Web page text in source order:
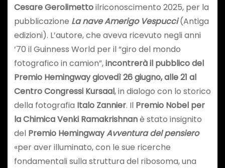
Cesare Gerolimettoilriconoscimento 2025, per la
pubblicazione La nave Amerigo Vespucci(Antiga
edizioni). L’autore, che aveva ricevuto negli anni
‘70 il Guinness World per il “giro del mondo
fotografico in camion”,incontrerà il pubblico del
Premio Hemingway giovedì 26 giugno, alle 21 al
Centro Congressi Kursaal, in dialogo con lo storico
della fotografia Italo Zannier. Il Premio Nobel per
la ChimicaVenki Ramakrishnanè stato insignito
delPremio HemingwayAvventura del pensiero
«per aver illuminato, con le sue ricerche
fondamentali sulla struttura del ribosoma, una